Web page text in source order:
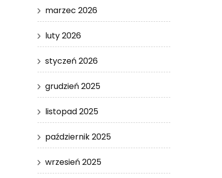
marzec 2026
luty 2026
styczeń 2026
grudzień 2025
listopad 2025
październik 2025
wrzesień 2025